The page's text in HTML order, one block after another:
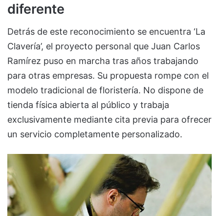
diferente
Detrás de este reconocimiento se encuentra ‘La
Clavería’, el proyecto personal que Juan Carlos
Ramírez puso en marcha tras años trabajando
para otras empresas. Su propuesta rompe con el
modelo tradicional de floristería. No dispone de
tienda física abierta al público y trabaja
exclusivamente mediante cita previa para ofrecer
un servicio completamente personalizado.